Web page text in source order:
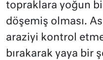
topraklara yoğun
döşemiş olması.
araziyi kontrol
bırakarak yaya bir